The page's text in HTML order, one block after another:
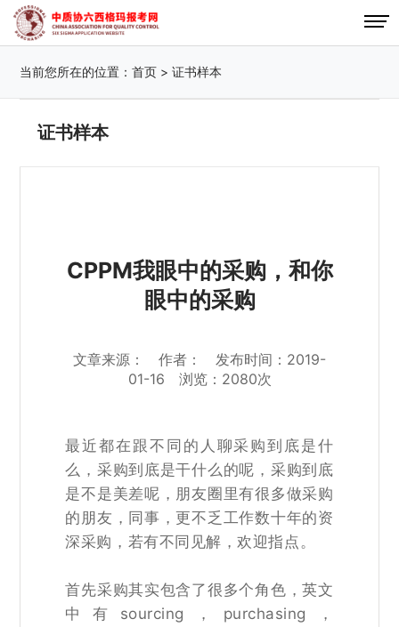
当前您所在的位置：首页 >证书样本
证书样本
CPPM我眼中的采购，和你
眼中的采购
文章来源： 作者： 发布时间：2019-
01-16 浏览：2080次
最近都在跟不同的人聊采购到底是什
么，采购到底是干什么的呢，采购到底
是不是美差呢，朋友圈里有很多做采购
的朋友，同事，更不乏工作数十年的资
深采购，若有不同见解，欢迎指点。
首先采购其实包含了很多个角色，英文
中有sourcing，purchasing，